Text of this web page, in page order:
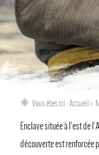
Vous êtes ici :Accueil
Enclave située à l’est de
découverte est renforcée